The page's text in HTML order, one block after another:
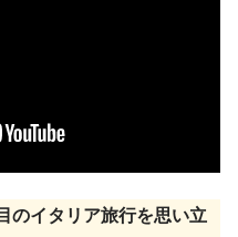
のイタリア旅行を思い立